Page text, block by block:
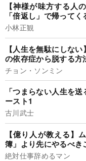
【神様が味方する人
「倍返し」で帰って
小林正観
【人生を無駄にしな
の依存症から脱する方
チョン・ソンミン
「つまらない人生を
ースト1
古川武士
【億り人が教える】
簿」より先にやるべき
絶対仕事辞めるマン